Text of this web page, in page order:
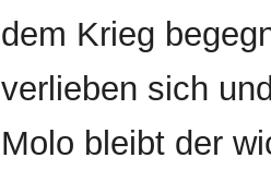
dem Krieg
verlieben sich
Molo bleibt der